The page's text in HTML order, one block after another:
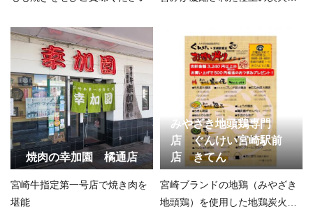
焼肉の幸加園 橘通店
宮崎牛指定第一号店で焼き肉を
堪能
みやざき地頭鶏専門
店 ぐんけい宮崎駅前
店 きてん
宮崎ブランドの地鶏（みやざき
地頭鶏）を使用した地鶏炭火焼